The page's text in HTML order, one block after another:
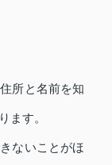
所と名前を知
ます。
ないことがほ